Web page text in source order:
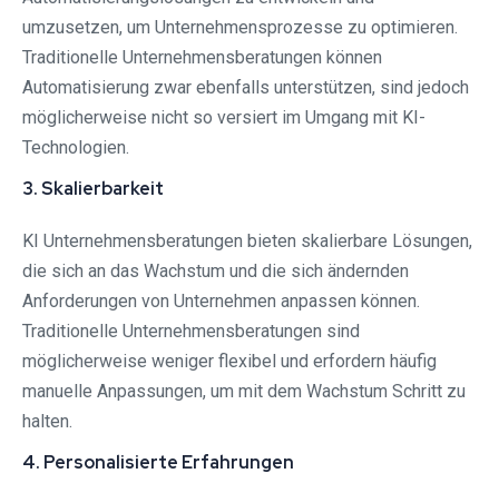
umzusetzen, um Unternehmensprozesse zu optimieren.
Traditionelle Unternehmensberatungen können
Automatisierung zwar ebenfalls unterstützen, sind jedoch
möglicherweise nicht so versiert im Umgang mit KI-
Technologien.
3. Skalierbarkeit
KI Unternehmensberatungen bieten skalierbare Lösungen,
die sich an das Wachstum und die sich ändernden
Anforderungen von Unternehmen anpassen können.
Traditionelle Unternehmensberatungen sind
möglicherweise weniger flexibel und erfordern häufig
manuelle Anpassungen, um mit dem Wachstum Schritt zu
halten.
4. Personalisierte Erfahrungen